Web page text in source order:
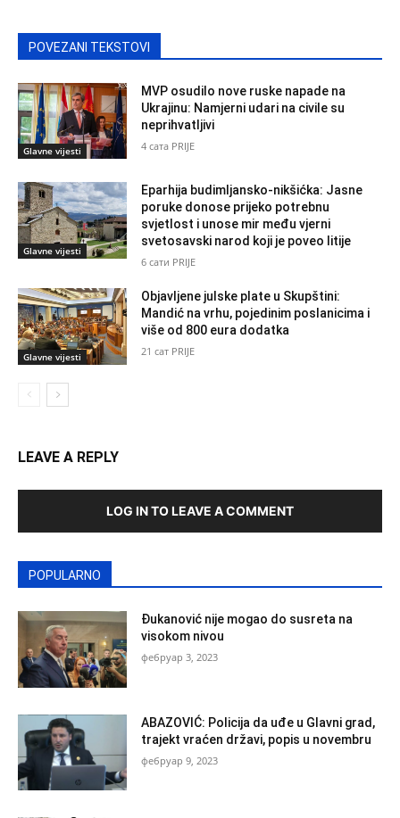
POVEZANI TEKSTOVI
Glavne vijesti
MVP osudilo nove ruske napade na
Ukrajinu: Namjerni udari na civile su
neprihvatljivi
4 сата PRIJE
Glavne vijesti
Eparhija budimljansko-nikšićka: Jasne
poruke donose prijeko potrebnu
svjetlost i unose mir među vjerni
svetosavski narod koji je poveo litije
6 сати PRIJE
Glavne vijesti
Objavljene julske plate u Skupštini:
Mandić na vrhu, pojedinim poslanicima i
više od 800 eura dodatka
21 сат PRIJE
LEAVE A REPLY
LOG IN TO LEAVE A COMMENT
POPULARNO
Đukanović nije mogao do susreta na
visokom nivou
фебруар 3, 2023
ABAZOVIĆ: Policija da uđe u Glavni grad,
trajekt vraćen državi, popis u novembru
фебруар 9, 2023